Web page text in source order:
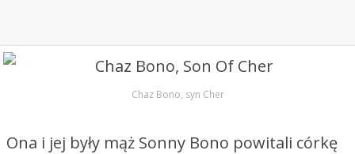
Chaz Bono, syn Cher
Ona i jej były mąż Sonny Bono powitali córkę